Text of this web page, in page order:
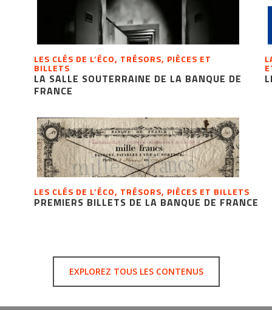
LES CLÉS DE L’ÉCO, TRÉSORS, PIÈCES ET
BILLETS
LA SALLE SOUTERRAINE DE LA BANQUE DE
FRANCE
LES CLÉS DE L’ÉCO, TRÉSORS, PIÈCES ET BILLETS
PREMIERS BILLETS DE LA BANQUE DE FRANCE
EXPLOREZ TOUS LES CONTENUS